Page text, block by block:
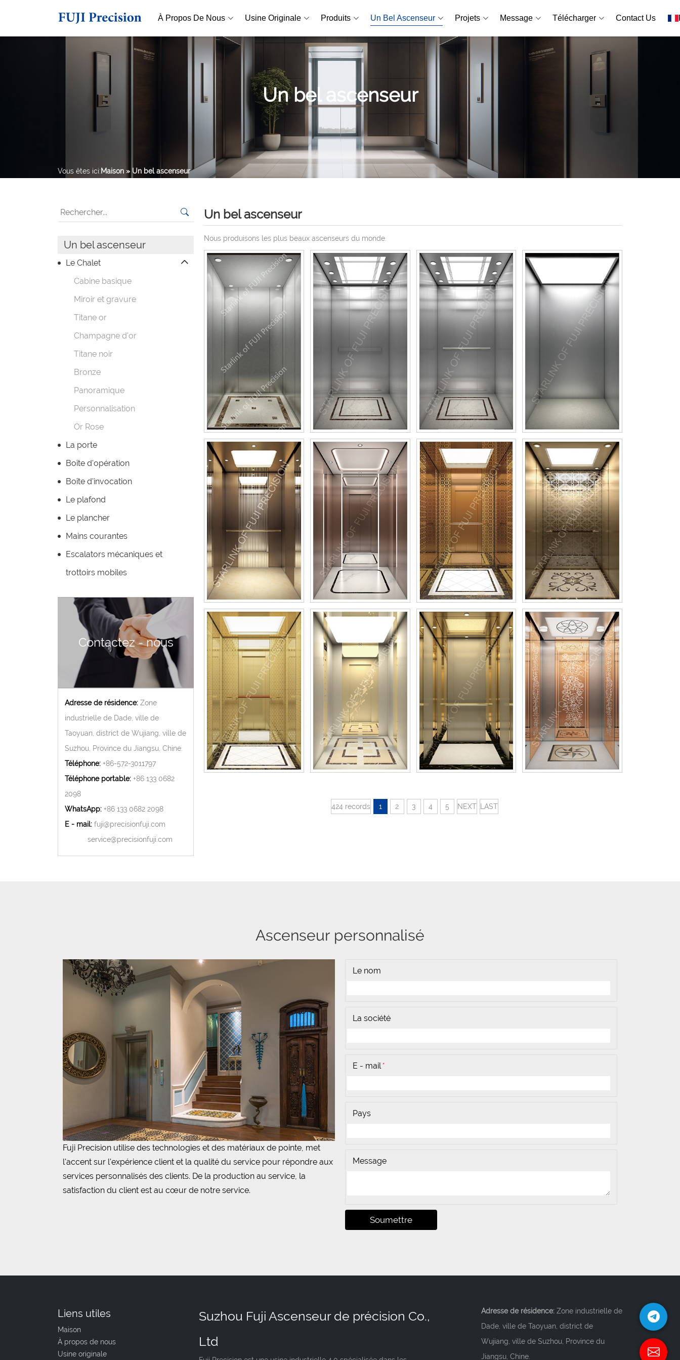
À Propos De Nous Usine Originale Produits Un Bel Ascenseur Projets Message Télécharger Contact Us
Un bel ascenseur
Vous êtes ici:Maison » Un bel ascenseur
Un bel ascenseur
Le Chalet
Cabine basique
Miroir et gravure
Titane or
Champagne d'or
Titane noir
Bronze
Panoramique
Personnalisation
Or Rose
La porte
Boîte d'opération
Boîte d'invocation
Le plafond
Le plancher
Mains courantes
Escalators mécaniques et
trottoirs mobiles
Contactez - nous
Adresse de résidence: Zone
industrielle de Dade, ville de
Taoyuan, district de Wujiang, ville de
Suzhou, Province du Jiangsu, Chine.
Téléphone: +86-572-3011797
Téléphone portable: +86 133 0682
2098
WhatsApp: +86 133 0682 2098
E - mail: fuji@precisionfuji.com
service@precisionfuji.com
Un bel ascenseur
Nous produisons les plus beaux ascenseurs du monde.
424 records 1 2 3 4 5 NEXT LAST
Ascenseur personnalisé
Fuji Precision utilise des technologies et des matériaux de pointe, met
l'accent sur l'expérience client et la qualité du service pour répondre aux
services personnalisés des clients. De la production au service, la
satisfaction du client est au cœur de notre service.
Le nom
La société
*
E - mail
Pays
Message
Soumettre
Liens utiles
Maison
À propos de nous
Usine originale
Suzhou Fuji Ascenseur de précision Co.,
Ltd
Adresse de résidence: Zone industrielle de
Dade, ville de Taoyuan, district de
Wujiang, ville de Suzhou, Province du
Jiangsu, Chine.